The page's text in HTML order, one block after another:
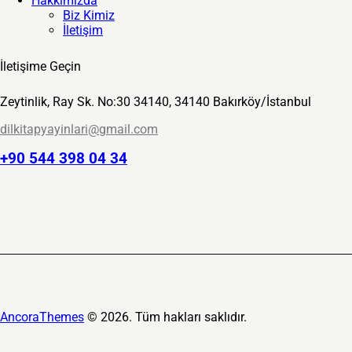
Biz Kimiz
İletişim
İletişime Geçin
Zeytinlik, Ray Sk. No:30 34140, 34140 Bakırköy/İstanbul
dilkitapyayinlari@gmail.com
+90 544 398 04 34
AncoraThemes © 2026. Tüm hakları saklıdır.